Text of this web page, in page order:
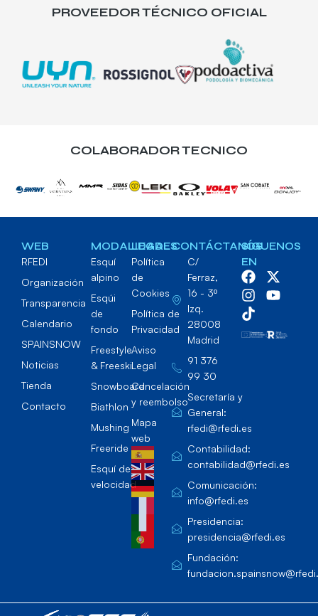
PROVEEDOR TÉCNICO OFICIAL
COLABORADOR TECNICO
WEB
RFEDI
Organización
Transparencia
Calendario
SPAINSNOW
Noticias
Tienda
Contacto
MODALIDADES
Esquí
alpino
Esqúi
de
fondo
Freestyle
& Freeski
Snowboard
Biathlon
Mushing
Freeride
Esquí de
velocidad
LEGAL
Política
de
Cookies
Política de
Privacidad
Aviso
Legal
Cancelación
y reembolso
Mapa
web
CONTÁCTANOS
C/
Ferraz,
16 - 3º
Izq.
28008
Madrid
91 376
99 30
Secretaría y
General:
rfedi@rfedi.es
Contabilidad:
contabilidad@rfedi.es
Comunicación:
info@rfedi.es
Presidencia:
presidencia@rfedi.es
Fundación:
SÍGUENOS
EN